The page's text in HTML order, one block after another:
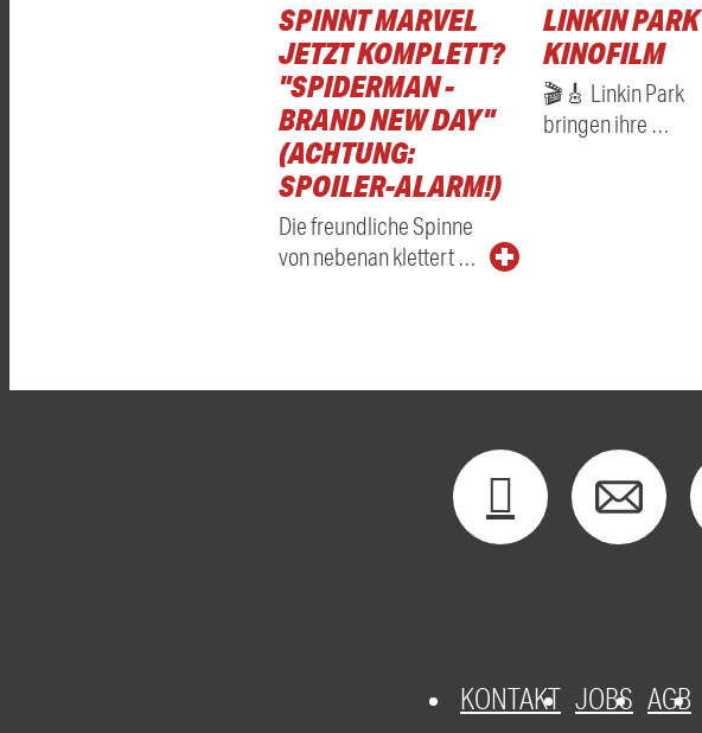
SPINNT MARVEL
JETZT KOMPLETT?
"SPIDERMAN -
BRAND NEW DAY"
(ACHTUNG:
SPOILER-ALARM!)
Die freundliche Spinne
von nebenan klettert …
LINKIN PARK
KINOFILM
🎬🎸 Linkin Park
bringen ihre …
KONTAKT JOBS AGB